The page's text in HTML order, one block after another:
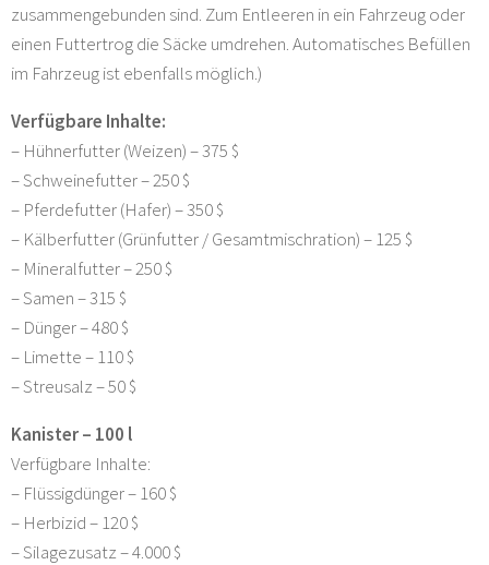
zusammengebunden sind. Zum Entleeren in ein Fahrzeug oder
einen Futtertrog die Säcke umdrehen. Automatisches Befüllen
im Fahrzeug ist ebenfalls möglich.)
Verfügbare Inhalte:
– Hühnerfutter (Weizen) – 375 $
– Schweinefutter – 250 $
– Pferdefutter (Hafer) – 350 $
– Kälberfutter (Grünfutter / Gesamtmischration) – 125 $
– Mineralfutter – 250 $
– Samen – 315 $
– Dünger – 480 $
– Limette – 110 $
– Streusalz – 50 $
Kanister – 100 l
Verfügbare Inhalte:
– Flüssigdünger – 160 $
– Herbizid – 120 $
– Silagezusatz – 4.000 $